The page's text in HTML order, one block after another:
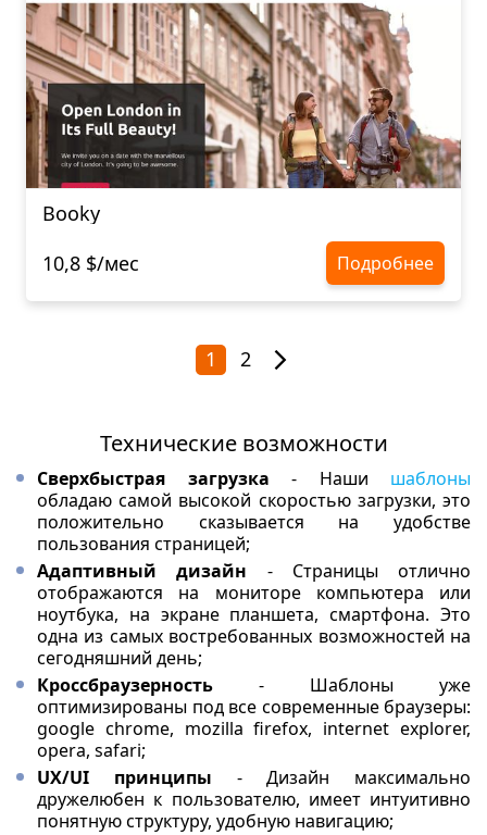
Booky
10,8 $/мес
Подробнее
1 2
Технические возможности
Сверхбыстрая загрузка - Наши шаблоны
обладаю самой высокой скоростью загрузки, это
положительно сказывается на удобстве
пользования страницей;
Адаптивный дизайн - Страницы отлично
отображаются на мониторе компьютера или
ноутбука, на экране планшета, смартфона. Это
одна из самых востребованных возможностей на
сегодняшний день;
Кроссбраузерность - Шаблоны уже
оптимизированы под все современные браузеры:
google chrome, mozilla firefox, internet explorer,
opera, safari;
UX/UI принципы - Дизайн максимально
дружелюбен к пользователю, имеет интуитивно
понятную структуру, удобную навигацию;